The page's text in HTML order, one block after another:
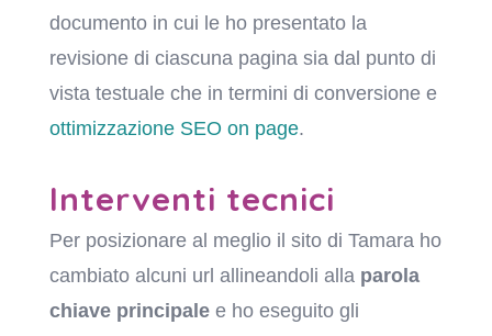
documento in cui le ho presentato la
revisione di ciascuna pagina sia dal punto di
vista testuale che in termini di conversione e
ottimizzazione SEO on page.
Interventi tecnici
Per posizionare al meglio il sito di Tamara ho
cambiato alcuni url allineandoli alla parola
chiave principalee ho eseguito gli